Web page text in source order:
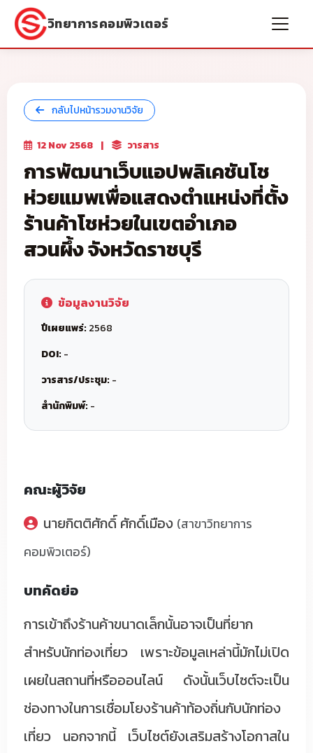
วิทยาการคอมพิวเตอร์
กลับไปหน้ารวมงานวิจัย
12 Nov 2568 | วารสาร
การพัฒนาเว็บแอปพลิเคชันโช
ห่วยแมพเพื่อแสดงตำแหน่งที่ตั้ง
ร้านค้าโชห่วยในเขตอำเภอ
สวนผึ้ง จังหวัดราชบุรี
ข้อมูลงานวิจัย
ปีเผยแพร่: 2568
DOI: -
วารสาร/ประชุม: -
สำนักพิมพ์: -
คณะผู้วิจัย
นายกิตติศักดิ์ ศักดิ์เมือง (สาขาวิทยาการ
คอมพิวเตอร์)
บทคัดย่อ
การเข้าถึงร้านค้าขนาดเล็กนั้นอาจเป็นที่ยาก
สำหรับนักท่องเที่ยว เพราะข้อมูลเหล่านี้มักไม่เปิด
เผยในสถานที่หรือออนไลน์ ดังนั้นเว็บไซต์จะเป็น
ช่องทางในการเชื่อมโยงร้านค้าท้องถิ่นกับนักท่อง
เที่ยว นอกจากนี้ เว็บไซต์ยังเสริมสร้างโอกาสใน